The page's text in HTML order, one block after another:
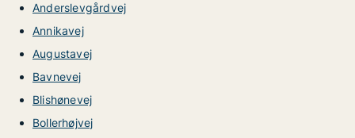
Anderslevgårdvej
Annikavej
Augustavej
Bavnevej
Blishønevej
Bollerhøjvej